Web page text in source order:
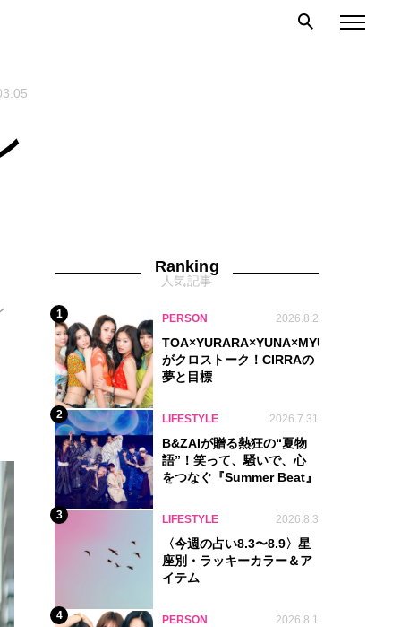
Ranking
人気記事
1 PERSON 2026.8.2
TOA×YURARA×YUNA×MYU.Y×MANON
がクロストーク！CIRRAの
夢と目標
2 LIFESTYLE 2026.7.31
B&ZAIが贈る熱狂の“夏物
語”！笑って、騒いで、心
をつなぐ『Summer Beat』
3 LIFESTYLE 2026.8.3
〈今週の占い8.3〜8.9〉星
座別・ラッキーカラー＆ア
イテム
4 PERSON 2026.8.1